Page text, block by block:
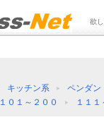
欲
キッチン系
ペンダン
１０１～２００ １１